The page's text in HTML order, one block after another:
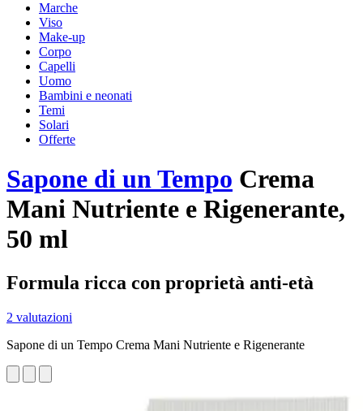
Marche
Viso
Make-up
Corpo
Capelli
Uomo
Bambini e neonati
Temi
Solari
Offerte
Sapone di un Tempo Crema
Mani Nutriente e Rigenerante,
50 ml
Formula ricca con proprietà anti-età
2 valutazioni
Sapone di un Tempo Crema Mani Nutriente e Rigenerante